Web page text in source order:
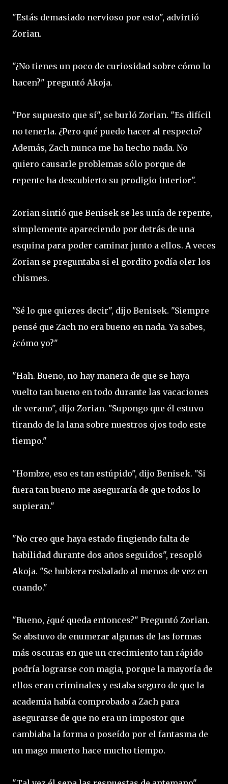
"Estás demasiado nervioso por esto", advirtió
Zorian.
"¿No tienes un poco de curiosidad sobre cómo lo
hacen?" preguntó Akoja.
"Por supuesto que sí", se burló Zorian. "Es difícil
no tenerla. ¿Pero qué puedo hacer al respecto?
Además, Zach nunca me ha hecho nada. No
quiero causarle problemas sólo porque de
repente ha descubierto su prodigio interior".
Zorian sintió que Benisek se les unía de repente,
simplemente apareciendo por detrás de una
esquina para poder caminar junto a ellos. A veces
Zorian se preguntaba si el gordito podía oler los
chismes.
"Sé lo que quieres decir", dijo Benisek. "Siempre
pensé que Zach no era bueno en nada. Ya sabes,
¿cómo yo?"
"Hah. Bueno, no hay manera de que se haya
vuelto tan bueno en todo durante las vacaciones
de verano", dijo Zorian. "Supongo que él estuvo
tirando de la lana sobre nuestros ojos todo este
tiempo."
"Hombre, eso es tan estúpido", dijo Benisek. "Si
fuera tan bueno me aseguraría de que todos lo
supieran."
"No creo que haya estado fingiendo falta de
habilidad durante dos años seguidos", resopló
Akoja. "Se hubiera resbalado al menos de vez en
cuando."
"Bueno, ¿qué queda entonces?" Preguntó Zorian.
Se abstuvo de enumerar algunas de las formas
más oscuras en que un crecimiento tan rápido
podría lograrse con magia, porque la mayoría de
ellos eran criminales y estaba seguro de que la
academia había comprobado a Zach para
asegurarse de que no era un impostor que
cambiaba la forma o poseído por el fantasma de
un mago muerto hace mucho tiempo.